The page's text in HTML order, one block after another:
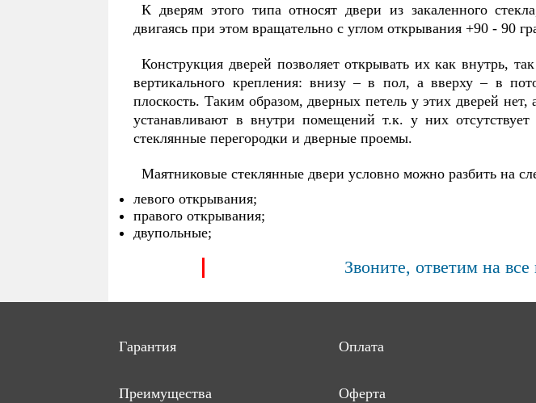
К дверям этого типа относят двери из закаленного
двигаясь при этом вращательно с углом открывания +90 - 90
Конструкция дверей позволяет открывать их как внутрь,
вертикального крепления: внизу – в пол, а вверху – в
плоскость. Таким образом, дверных петель у этих дверей
устанавливают в внутри помещений т.к. у них
стеклянные перегородки и дверные проемы.
Маятниковые стеклянные двери условно можно разбить на
левого открывания;
правого открывания;
двупольные;
Звоните, ответим на
Гарантия Оплата
Преимущества Оферта